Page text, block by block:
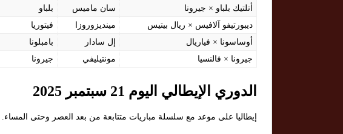
أتلتيك بلباو × جيرونا
سان ماميس بلباو
ديبورتيفو آلافيس × ريال بيتيس
مينديزوروزا فيتوريا
أوساسونا × فياريال
إل سادار بامبلونا
جيرونا × فالنسيا
مونتيليفي جيرونا
الدوري الإيطالي اليوم 21 سبتمبر 2025
إيطاليا على موعد مع سلسلة مباريات متتابعة من بعد العصر وحتى المساء.